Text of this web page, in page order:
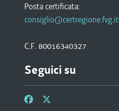
Posta certificata:
consiglio@certregione.fvg.it
C.F. 80016340327
Seguici su